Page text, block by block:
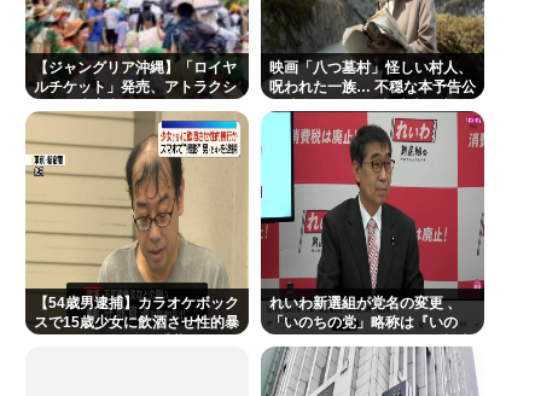
フォント、値上げで使えなくなる
在留カードの更新しに入管に行ったけど父親がぐっ
たいしててこわい要介護3
左ハンドル車のデメリット、意外と少ない
投資とかNISAとか素人なんだけど三井住友のコンサ
ルタントに相談した方がいいのか？
楽しんご “元ジャンポケ斉藤慎二被告求刑懲役7年”に
私見…
ジャンポケ斎藤「性行為の許諾は取ったことありま
せん」
【ジャングリア沖縄】「ロイヤ
ルチケット」発売、アトラクシ
飲み放題、スパ利用、駐車場無
料…大人29700円
映画「八つ墓村」怪しい村人、
呪われた一族… 不穏な本予告公
るTMG
【54歳男逮捕】カラオケボック
スで15歳少女に飲酒させ性的暴
れいわ新選組が党名の変更 、
「いのちの党」略称は『いの
に言及「ゴルゴ出馬確定」「党
首は決まり」